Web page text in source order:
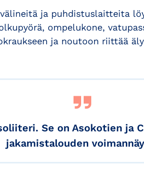
ja puhdistuslaitteita
ompelukone,
ja noutoon riittää
Se on Asokotien ja
jakamistalouden